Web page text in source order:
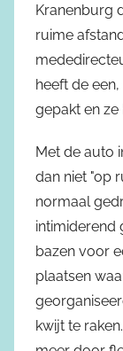
Kranenburg
ruime
heeft de
gepakt en ze
Met de auto
dan niet "op
normaal
intimiderend
bazen voor
plaatsen
kwijt te